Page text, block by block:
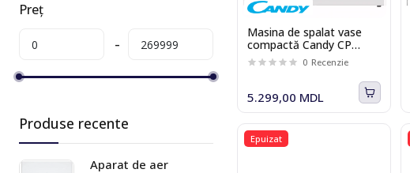
Teka
Preț
Produse recente
Aparat de aer
Masina de spalat vase
compactă Candy CP
6E51LW
0 Recenzie
5.299,00 MDL
Epuizat